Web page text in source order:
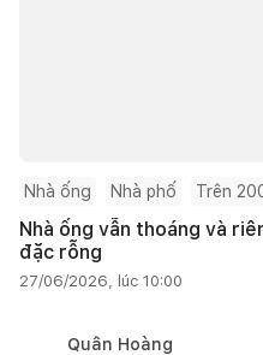
Nhà ống Nhà phố Trên
Nhà ống vẫn thoáng và
đặc rỗng
27/06/2026, lúc 10:00
Quân Hoàng